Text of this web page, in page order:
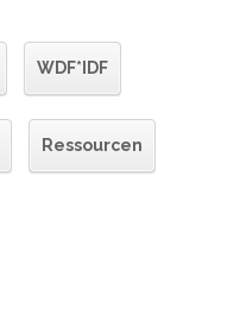
WDF*IDF
Ressourcen